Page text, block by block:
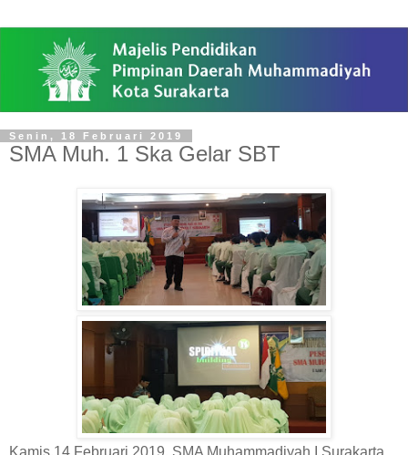
Senin, 18 Februari 2019
SMA Muh. 1 Ska Gelar SBT